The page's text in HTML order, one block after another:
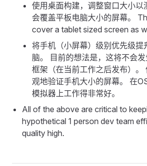
使用桌面构建，调整窗口大小以
会覆盖平板电脑大小的屏幕。
cover a tablet sized screen as
将手机（小屏幕）级别优先级提
脑。 目前的想法是，这将不会
框架（在当前工作之后发布）。
观地验证手机大小的屏幕。 在
模拟器上工作得非常好。
All of the above are critical to
hypothetical 1 person dev team
quality high.